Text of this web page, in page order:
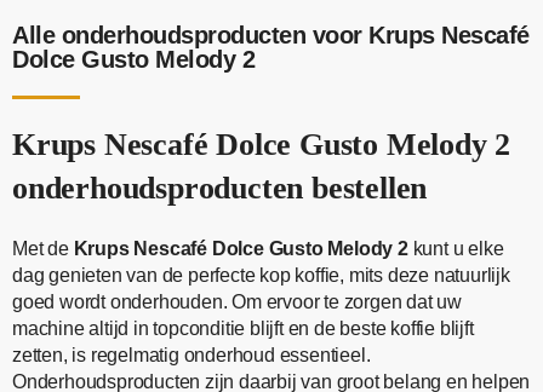
Alle onderhoudsproducten voor Krups Nescafé
Dolce Gusto Melody 2
Krups Nescafé Dolce Gusto Melody 2
onderhoudsproducten bestellen
Met de Krups Nescafé Dolce Gusto Melody 2kunt u elke
dag genieten van de perfecte kop koffie, mits deze natuurlijk
goed wordt onderhouden. Om ervoor te zorgen dat uw
machine altijd in topconditie blijft en de beste koffie blijft
zetten, is regelmatig onderhoud essentieel.
Onderhoudsproducten zijn daarbij van groot belang en helpen